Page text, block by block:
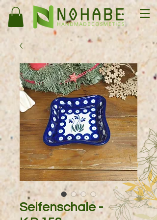
Seifenschale -